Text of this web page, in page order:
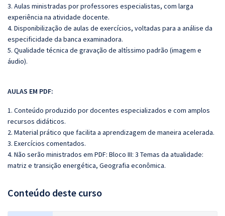
3. Aulas ministradas por professores especialistas, com larga
experiência na atividade docente.
4. Disponibilização de aulas de exercícios, voltadas para a análise da
especificidade da banca examinadora.
5. Qualidade técnica de gravação de altíssimo padrão (imagem e
áudio).
AULAS EM PDF:
1. Conteúdo produzido por docentes especializados e com amplos
recursos didáticos.
2. Material prático que facilita a aprendizagem de maneira acelerada.
3. Exercícios comentados.
4. Não serão ministrados em PDF: Bloco III: 3 Temas da atualidade:
matriz e transição energética, Geografia econômica.
Conteúdo deste curso